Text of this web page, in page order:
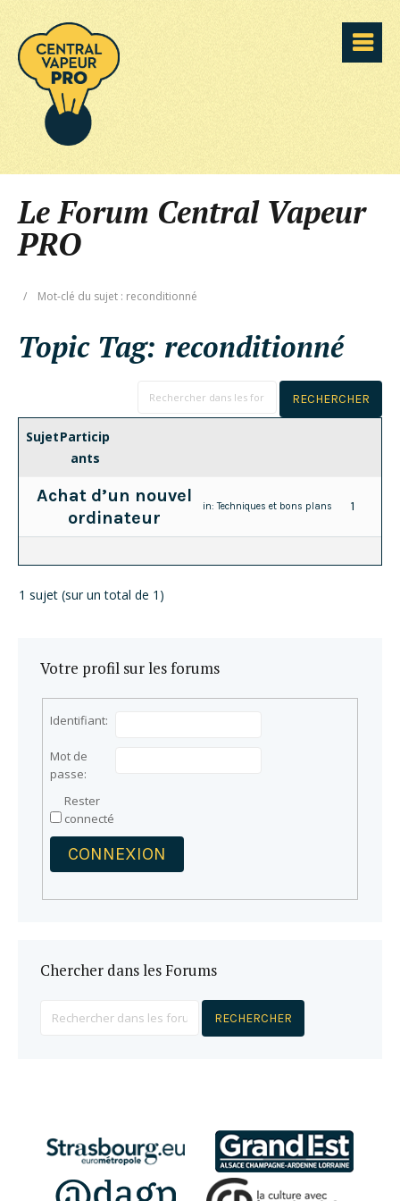
Le Forum Central Vapeur
PRO
/ Mot-clé du sujet : reconditionné
Topic Tag: reconditionné
SujetParticip
ants
Achat d’un nouvel
ordinateur
in:Techniques et bons plans 1
1 sujet (sur un total de 1)
Votre profil sur les forums
Identifiant:
Mot de
passe:
Rester
connecté
CONNEXION
Chercher dans les Forums